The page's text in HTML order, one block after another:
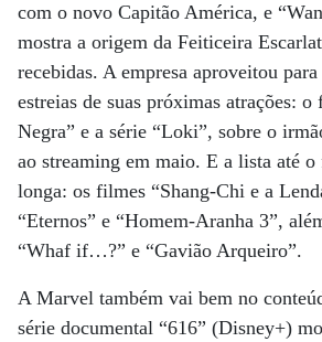
com o novo Capitão América, e
mostra a origem da Feiticeira
recebidas. A empresa aproveitou
estreias de suas próximas atrações:
Negra” e a série “Loki”, sobre o
ao streaming em maio. E a lista até
longa: os filmes “Shang-Chi e a
“Eternos” e “Homem-Aranha 3”,
“Whaf if…?” e “Gavião Arqueiro”.
A Marvel também vai bem no
série documental “616” (Disney+)